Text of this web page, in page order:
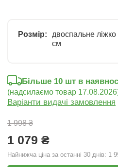
Розмір:
двоспальне
см
1 998 ₴
1 079 ₴
Найнижча ціна за останні 30 днів: 1
Більше 10 шт в
(надсилаємо товар
Варіанти видачі замовлення